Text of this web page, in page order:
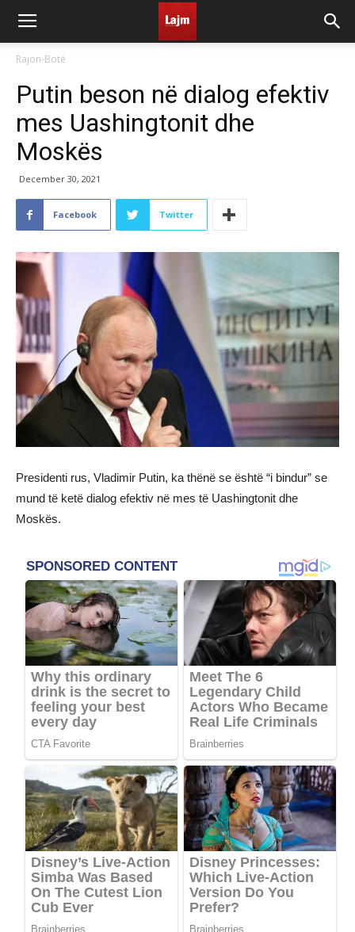
Rajon-Botë
Putin beson në dialog efektiv
mes Uashingtonit dhe
Moskës
December 30, 2021
Facebook Twitter
Presidenti rus, Vladimir Putin, ka thënë se është “i bindur” se
mund të ketë dialog efektiv në mes të Uashingtonit dhe
Moskës.